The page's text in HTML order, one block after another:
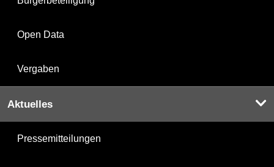
Open Data
Vergaben
Aktuelles
Pressemitteilungen